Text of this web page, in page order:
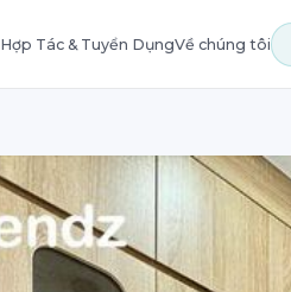
Hợp Tác & Tuyển DụngVề chúng tôi